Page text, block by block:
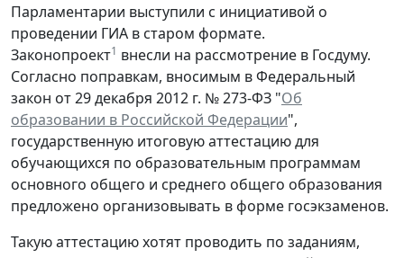
Парламентарии выступили с инициативой о
проведении ГИА в старом формате.
Законопроект1 внесли на рассмотрение в Госдуму.
Согласно поправкам, вносимым в Федеральный
закон от 29 декабря 2012 г. № 273-ФЗ "Об
образовании в Российской Федерации",
государственную итоговую аттестацию для
обучающихся по образовательным программам
основного общего и среднего общего образования
предложено организовывать в форме госэкзаменов.
Такую аттестацию хотят проводить по заданиям,